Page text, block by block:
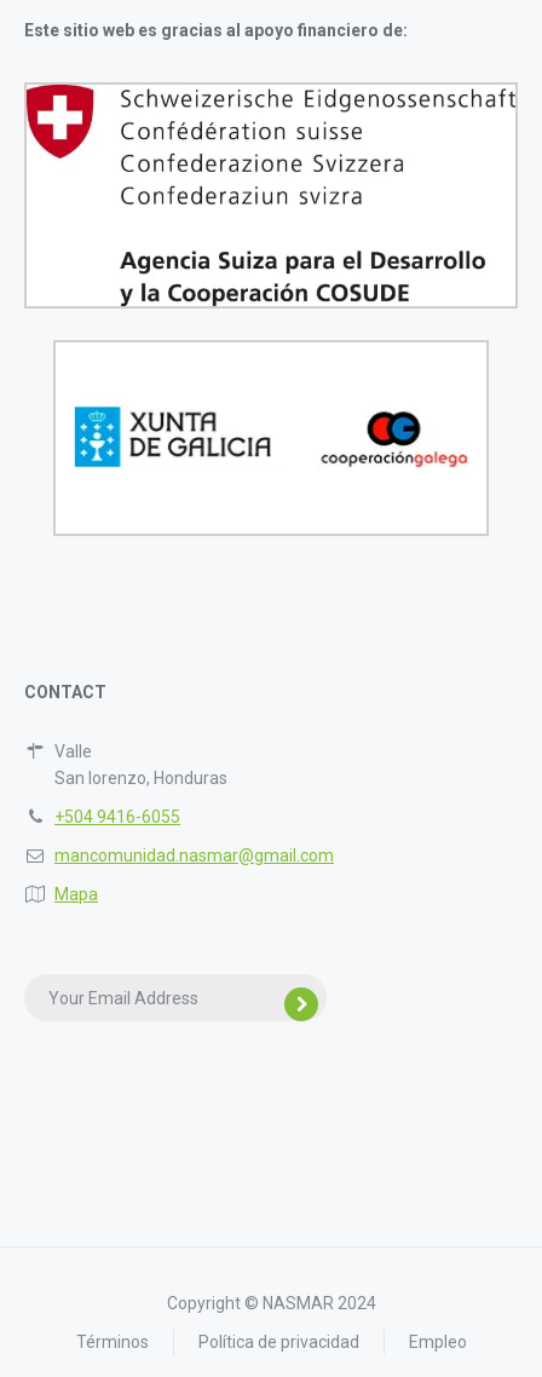
Este sitio web es gracias al apoyo financiero de:
CONTACT
Valle
San lorenzo, Honduras
+504 9416-6055
mancomunidad.nasmar@gmail.com
Mapa
Copyright © NASMAR 2024
Términos
Política de privacidad Empleo